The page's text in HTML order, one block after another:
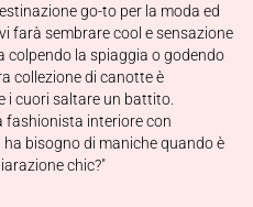
go-to per la moda ed
farà sembrare cool e sensazione
la spiaggia o godendo
collezione di canotte è
i cuori saltare un battito.
fashionista interiore con
ha bisogno di maniche quando è
chic?"